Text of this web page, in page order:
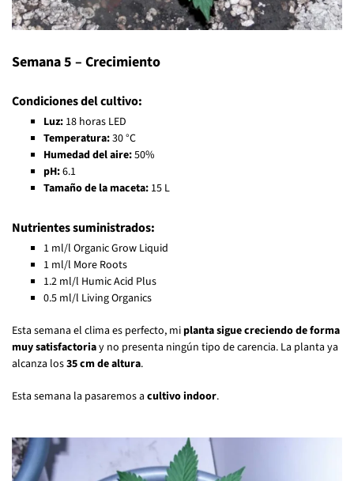
Semana 5 – Crecimiento
Condiciones del cultivo:
Luz: 18 horas LED
Temperatura:30 °C
Humedad del aire:50%
pH:6.1
Tamaño de la maceta: 15 L
Nutrientes suministrados:
1 ml/l Organic Grow Liquid
1 ml/l More Roots
1.2 ml/l Humic Acid Plus
0.5 ml/l Living Organics
Esta semana el clima es perfecto, miplanta sigue creciendo de forma
muy satisfactoriay no presenta ningún tipo de carencia. La planta ya
alcanza los35 cm de altura.
Esta semana la pasaremos a cultivo indoor.